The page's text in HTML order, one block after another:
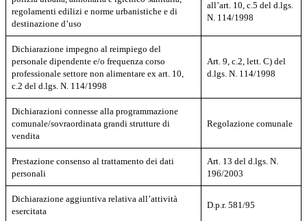
regolamenti edilizi e norme urbanistiche e di
destinazione d’uso
all’art. 10, c.5 del d.lgs.
N. 114/1998
Dichiarazione impegno al reimpiego del
personale dipendente e/o frequenza corso
professionale settore non alimentare ex art. 10,
c.2 del d.lgs. N. 114/1998
Art. 9, c.2, lett. C) del
d.lgs. N. 114/1998
Dichiarazioni connesse alla programmazione
comunale/sovraordinata grandi strutture di
vendita
Regolazione comunale
Prestazione consenso al trattamento dei dati
personali
Art. 13 del d.lgs. N.
196/2003
Dichiarazione aggiuntiva relativa all’attività
esercitata
D.p.r. 581/95